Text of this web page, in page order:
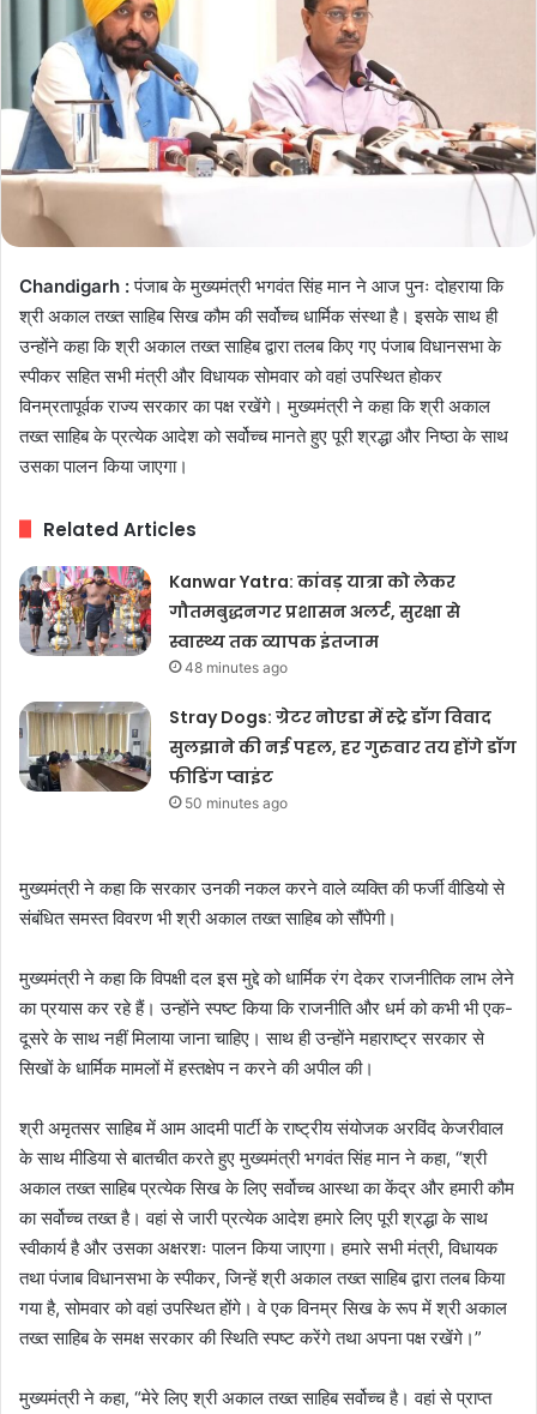
Chandigarh :पंजाब के मुख्यमंत्री भगवंत सिंह मान ने आज पुनः दोहराया कि
श्री अकाल तख्त साहिब सिख कौम की सर्वोच्च धार्मिक संस्था है। इसके साथ ही
उन्होंने कहा कि श्री अकाल तख्त साहिब द्वारा तलब किए गए पंजाब विधानसभा के
स्पीकर सहित सभी मंत्री और विधायक सोमवार को वहां उपस्थित होकर
विनम्रतापूर्वक राज्य सरकार का पक्ष रखेंगे। मुख्यमंत्री ने कहा कि श्री अकाल
तख्त साहिब के प्रत्येक आदेश को सर्वोच्च मानते हुए पूरी श्रद्धा और निष्ठा के साथ
उसका पालन किया जाएगा।
Related Articles
Kanwar Yatra: कांवड़ यात्रा को लेकर
गौतमबुद्धनगर प्रशासन अलर्ट, सुरक्षा से
स्वास्थ्य तक व्यापक इंतजाम
48 minutes ago
Stray Dogs: ग्रेटर नोएडा में स्ट्रे डॉग विवाद
सुलझाने की नई पहल, हर गुरुवार तय होंगे डॉग
फीडिंग प्वाइंट
50 minutes ago
मुख्यमंत्री ने कहा कि सरकार उनकी नकल करने वाले व्यक्ति की फर्जी वीडियो से
संबंधित समस्त विवरण भी श्री अकाल तख्त साहिब को सौंपेगी।
मुख्यमंत्री ने कहा कि विपक्षी दल इस मुद्दे को धार्मिक रंग देकर राजनीतिक लाभ लेने
का प्रयास कर रहे हैं। उन्होंने स्पष्ट किया कि राजनीति और धर्म को कभी भी एक-
दूसरे के साथ नहीं मिलाया जाना चाहिए। साथ ही उन्होंने महाराष्ट्र सरकार से
सिखों के धार्मिक मामलों में हस्तक्षेप न करने की अपील की।
श्री अमृतसर साहिब में आम आदमी पार्टी के राष्ट्रीय संयोजक अरविंद केजरीवाल
के साथ मीडिया से बातचीत करते हुए मुख्यमंत्री भगवंत सिंह मान ने कहा, “श्री
अकाल तख्त साहिब प्रत्येक सिख के लिए सर्वोच्च आस्था का केंद्र और हमारी कौम
का सर्वोच्च तख्त है। वहां से जारी प्रत्येक आदेश हमारे लिए पूरी श्रद्धा के साथ
स्वीकार्य है और उसका अक्षरशः पालन किया जाएगा। हमारे सभी मंत्री, विधायक
तथा पंजाब विधानसभा के स्पीकर, जिन्हें श्री अकाल तख्त साहिब द्वारा तलब किया
गया है, सोमवार को वहां उपस्थित होंगे। वे एक विनम्र सिख के रूप में श्री अकाल
तख्त साहिब के समक्ष सरकार की स्थिति स्पष्ट करेंगे तथा अपना पक्ष रखेंगे।”
मुख्यमंत्री ने कहा, “मेरे लिए श्री अकाल तख्त साहिब सर्वोच्च है। वहां से प्राप्त